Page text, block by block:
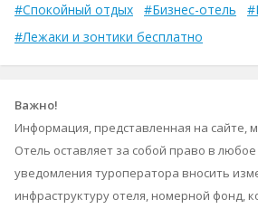
#Спокойный отдых
#Бизнес-отель
#Лежаки и зонтики бесплатно
Важно!
Информация, представленная на сайте,
Отель оставляет за собой право в
уведомления туроператора вносить
инфраструктуру отеля, номерной фонд,